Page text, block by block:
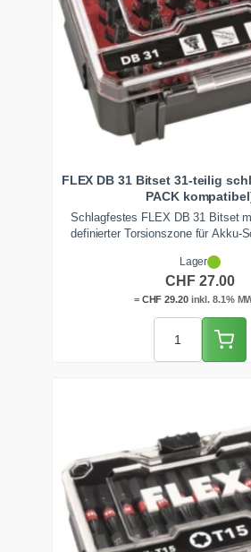
FLEX DB 31 Bitset 31-teilig
PACK
Schlagfestes FLEX DB 31 Bitset
definierter Torsionszone für Akku-
enthalten. Die stossfeste Box ist
kompatibel und arretiert
Werkzeugturm.
Lager
CHF 27.00
= CHF 29.20inkl. 8.1%